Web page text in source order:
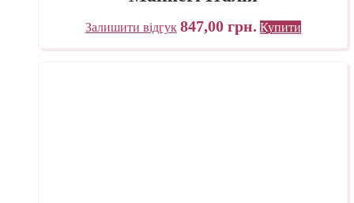
Залишити відгук 847,00 грн. Купити